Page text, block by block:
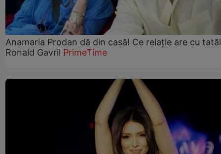
Anamaria Prodan dă din casă! Ce relație are cu
Ronald Gavril PrimeTime